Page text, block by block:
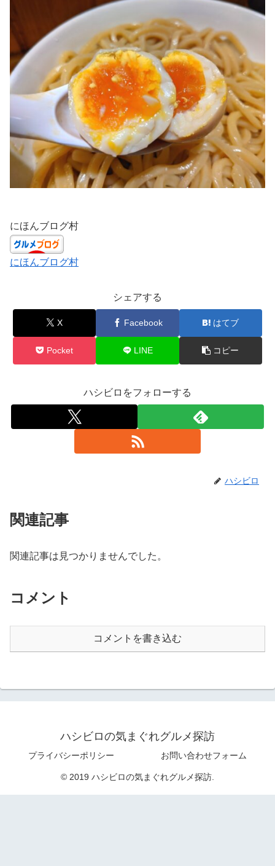
にほんブログ村
にほんブログ村
シェアする
X Facebook はてブ
Pocket LINE コピー
ハシビロをフォローする
ハシビロ
関連記事
関連記事は見つかりませんでした。
コメント
コメントを書き込む
ハシビロの気まぐれグルメ探訪
プライバシーポリシー お問い合わせフォーム
© 2019 ハシビロの気まぐれグルメ探訪.